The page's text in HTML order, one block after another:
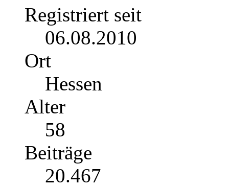
Registriert seit
06.08.2010
Ort
Hessen
Alter
58
Beiträge
20.467